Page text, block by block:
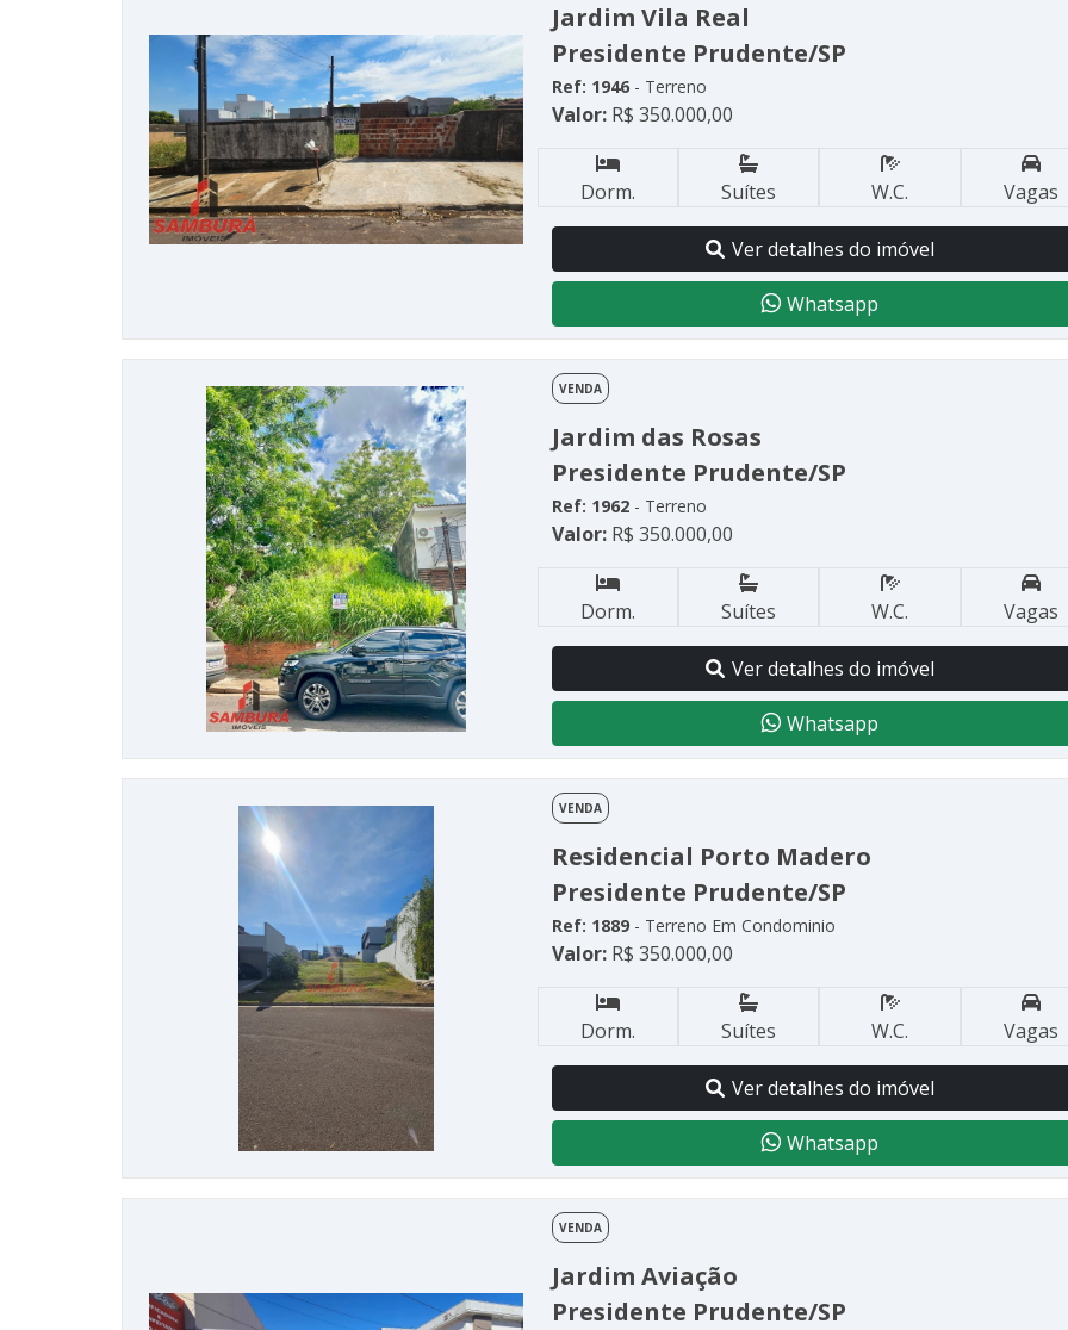
Jardim Vila Real
Presidente Prudente/SP
Ref: 1946- Terreno
Valor:R$ 350.000,00
Dorm. Suítes W.C. Vagas
Ver detalhes do imóvel
Whatsapp
VENDA
Jardim das Rosas
Presidente Prudente/SP
Ref: 1962- Terreno
Valor:R$ 350.000,00
Dorm. Suítes W.C. Vagas
Ver detalhes do imóvel
Whatsapp
VENDA
Residencial Porto Madero
Presidente Prudente/SP
Ref: 1889- Terreno Em Condominio
Valor:R$ 350.000,00
Dorm. Suítes W.C. Vagas
Ver detalhes do imóvel
Whatsapp
VENDA
Jardim Aviação
Presidente Prudente/SP